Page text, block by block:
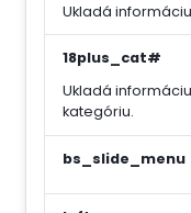
Ukladá
18plus_cat#
Ukladá
kategóriu.
bs_slide_menu